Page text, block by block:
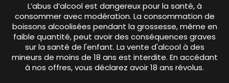
L’abus d’alcool est dangereux pour la santé, à
consommer avec modération. La consommation de
boissons alcoolisées pendant la grossesse, même en
faible quantité, peut avoir des conséquences graves
sur la santé de l'enfant. La vente d'alcool à des
mineurs de moins de 18 ans est interdite. En accédant
à nos offres, vous déclarez avoir 18 ans révolus.